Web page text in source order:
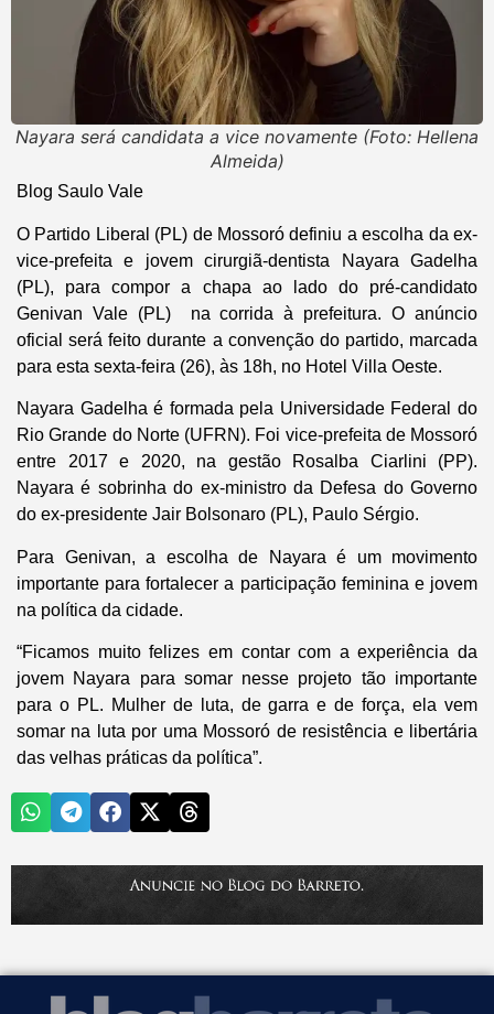
Nayara será candidata a vice novamente (Foto: Hellena
Almeida)
Blog Saulo Vale
O Partido Liberal (PL) de Mossoró definiu a escolha da ex-
vice-prefeita e jovem cirurgiã-dentista Nayara Gadelha
(PL), para compor a chapa ao lado do pré-candidato
Genivan Vale (PL) na corrida à prefeitura. O anúncio
oficial será feito durante a convenção do partido, marcada
para esta sexta-feira (26), às 18h, no Hotel Villa Oeste.
Nayara Gadelha é formada pela Universidade Federal do
Rio Grande do Norte (UFRN). Foi vice-prefeita de Mossoró
entre 2017 e 2020, na gestão Rosalba Ciarlini (PP).
Nayara é sobrinha do ex-ministro da Defesa do Governo
do ex-presidente Jair Bolsonaro (PL), Paulo Sérgio.
Para Genivan, a escolha de Nayara é um movimento
importante para fortalecer a participação feminina e jovem
na política da cidade.
“Ficamos muito felizes em contar com a experiência da
jovem Nayara para somar nesse projeto tão importante
para o PL. Mulher de luta, de garra e de força, ela vem
somar na luta por uma Mossoró de resistência e libertária
das velhas práticas da política”.